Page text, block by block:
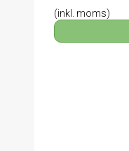
(inkl. moms)